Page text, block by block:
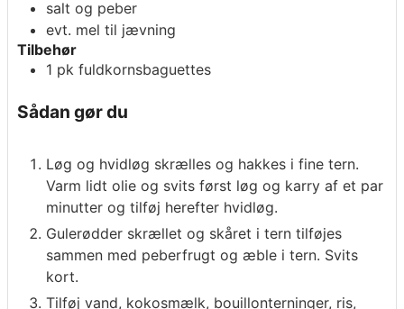
salt og peber
evt. mel til jævning
Tilbehør
1 pk fuldkornsbaguettes
Sådan gør du
Løg og hvidløg skrælles og hakkes i fine tern.
Varm lidt olie og svits først løg og karry af et par
minutter og tilføj herefter hvidløg.
Gulerødder skrællet og skåret i tern tilføjes
sammen med peberfrugt og æble i tern. Svits
kort.
Tilføj vand, kokosmælk, bouillonterninger, ris,